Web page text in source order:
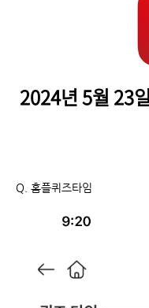
2024년 5월 23
Q. 홈플퀴즈타임